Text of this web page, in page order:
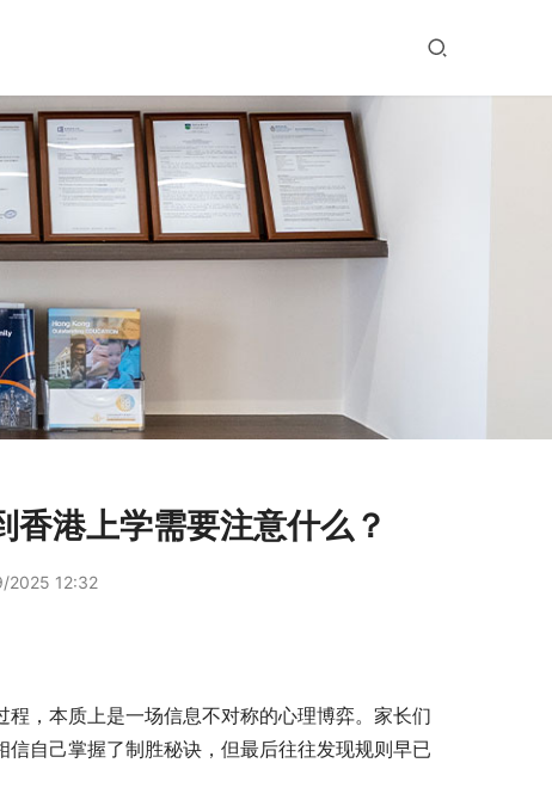
港上学需要注意什么？
2025 12:32
，本质上是一场信息不对称的心理博弈。家长们
自己掌握了制胜秘诀，但最后往往发现规则早已